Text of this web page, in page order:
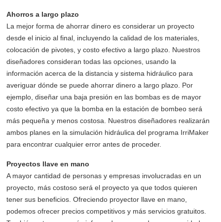
Ahorros a largo plazo
La mejor forma de ahorrar dinero es considerar un proyecto
desde el inicio al final, incluyendo la calidad de los materiales,
colocación de pivotes, y costo efectivo a largo plazo. Nuestros
diseñadores consideran todas las opciones, usando la
información acerca de la distancia y sistema hidráulico para
averiguar dónde se puede ahorrar dinero a largo plazo. Por
ejemplo, diseñar una baja presión en las bombas es de mayor
costo efectivo ya que la bomba en la estación de bombeo será
más pequeña y menos costosa. Nuestros diseñadores realizarán
ambos planes en la simulación hidráulica del programa IrriMaker
para encontrar cualquier error antes de proceder.
Proyectos llave en mano
A mayor cantidad de personas y empresas involucradas en un
proyecto, más costoso será el proyecto ya que todos quieren
tener sus beneficios. Ofreciendo proyector llave en mano,
podemos ofrecer precios competitivos y más servicios gratuitos.